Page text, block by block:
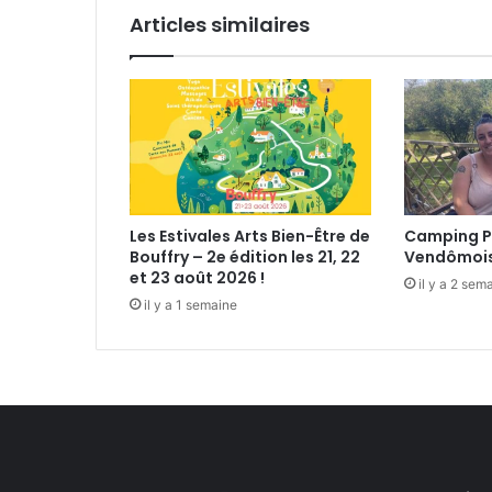
e
r
Articles similaires
Les Estivales Arts Bien-Être de
Bouffry – 2e édition les 21, 22
et 23 août 2026 !
il y a 1 semaine
Camping
il y a 2